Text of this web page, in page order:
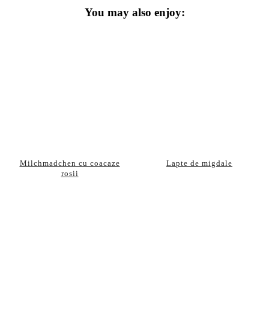
You may also enjoy:
Milchmadchen cu coacaze
rosii
Lapte de migdale